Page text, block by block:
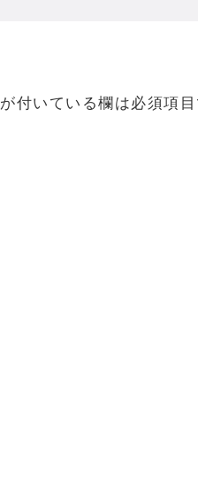
が付いている欄は必須項